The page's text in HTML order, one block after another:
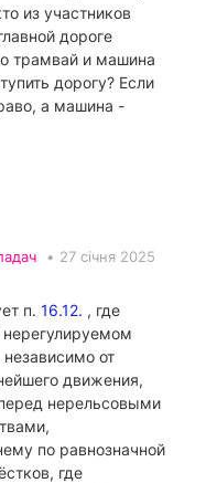
из участников
дороге
трамвай и машина
дорогу? Если
а машина -
• 27 січня 2025
п. 16.12. , где
от
движения,
нерельсовыми
по равнозначной
где